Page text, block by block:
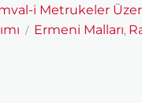
i Metrukeler
Etiketler
Ermeni Malları,